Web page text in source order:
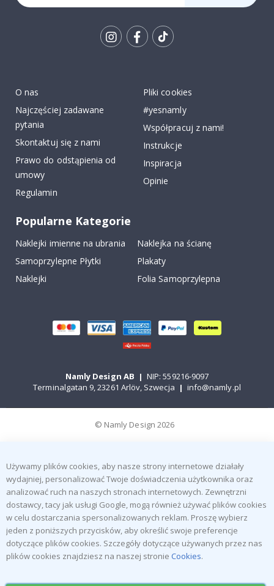
O nas
Najczęściej zadawane
pytania
Skontaktuj się z nami
Prawo do odstąpienia od
umowy
Regulamin
Pliki cookies
#yesnamly
Współpracuj z nami!
Instrukcje
Inspiracja
Opinie
Popularne Kategorie
Naklejki imienne na ubrania
Naklejka na ścianę
Samoprzylepne Płytki
Plakaty
Naklejki
Folia Samoprzylepna
Namly Design AB | NIP: 559216-9097
Terminalgatan 9, 23261 Arlöv, Szwecja | info@namly.pl
© Namly Design 2026
Używamy plików cookies, aby nasze strony internetowe działały
wydajniej, personalizować Twoje doświadczenia użytkownika oraz
analizować ruch na naszych stronach internetowych. Zewnętrzni
dostawcy, tacy jak usługi Google, mogą również używać plików cookies
w celu dostarczania spersonalizowanych reklam. Proszę wybierz
jeden z poniższych przycisków, aby określić swoje preferencje
dotyczące plików cookies. Szczegóły dotyczące używanych przez nas
plików cookies znajdziesz na naszej stronie Cookies.